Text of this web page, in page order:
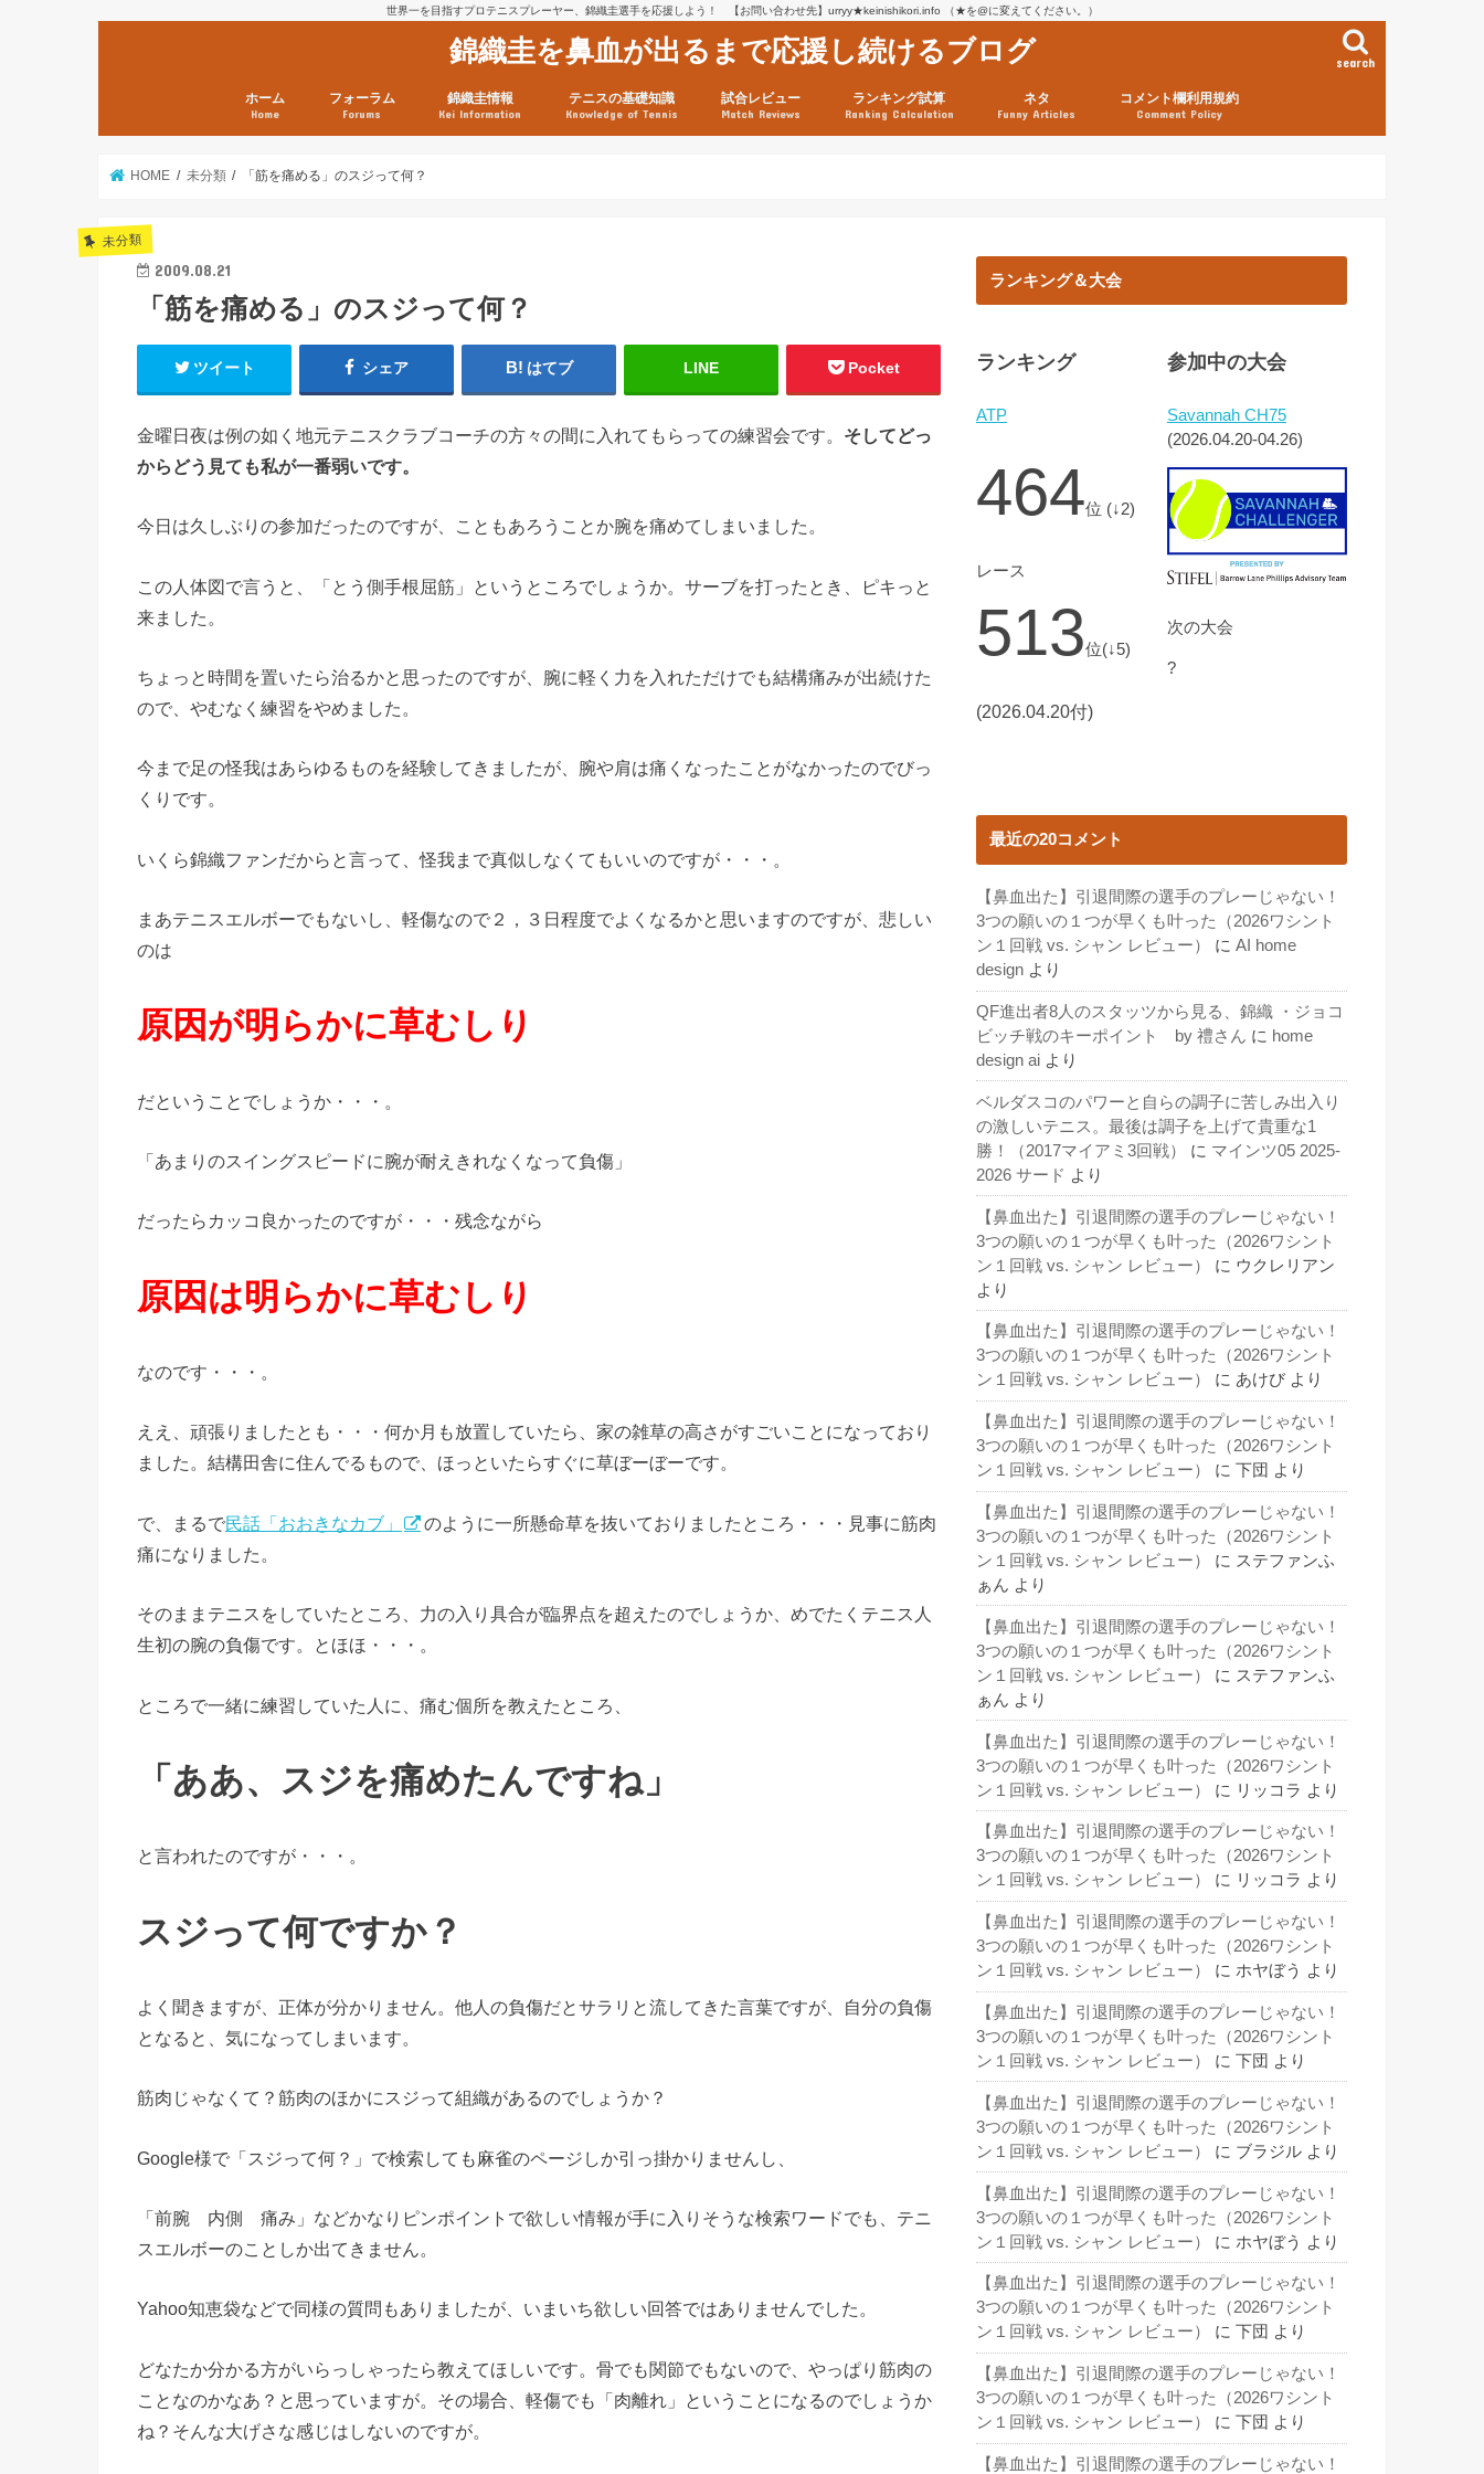
世界一を目指すプロテニスプレーヤー、錦織圭選手を応援しよう！ 【お問い合わせ先】urryy★keinishikori.info （★を@に変えてください。）
錦織圭を鼻血が出るまで応援し続けるブログ search
ホーム
Home
フォーラム
Forums
錦織圭情報
Kei Information
テニスの基礎知識
Knowledge of Tennis
試合レビュー
Match Reviews
ランキング試算
Ranking Calculation
ネタ
Funny Articles
コメント欄利用規約
Comment Policy
HOME 未分類 「筋を痛める」のスジって何？
未分類
2009.08.21
「筋を痛める」のスジって何？
ツイート シェア はてブ LINE Pocket
金曜日夜は例の如く地元テニスクラブコーチの方々の間に入れてもらっての練習会です。 そしてどっ
からどう見ても私が一番弱いです。
今日は久しぶりの参加だったのですが、こともあろうことか腕を痛めてしまいました。
この人体図で言うと、「とう側手根屈筋」というところでしょうか。サーブを打ったとき、ピキっと
来ました。
ちょっと時間を置いたら治るかと思ったのですが、腕に軽く力を入れただけでも結構痛みが出続けた
ので、やむなく練習をやめました。
今まで足の怪我はあらゆるものを経験してきましたが、腕や肩は痛くなったことがなかったのでびっ
くりです。
いくら錦織ファンだからと言って、怪我まで真似しなくてもいいのですが・・・。
まあテニスエルボーでもないし、軽傷なので２，３日程度でよくなるかと思いますのですが、悲しい
のは
原因が明らかに草むしり
だということでしょうか・・・。
「あまりのスイングスピードに腕が耐えきれなくなって負傷」
だったらカッコ良かったのですが・・・残念ながら
原因は明らかに草むしり
なのです・・・。
ええ、頑張りましたとも・・・何か月も放置していたら、家の雑草の高さがすごいことになっており
ました。結構田舎に住んでるもので、ほっといたらすぐに草ぼーぼーです。
で、まるで民話「おおきなカブ」
のように一所懸命草を抜いておりましたところ・・・見事に筋肉
痛になりました。
そのままテニスをしていたところ、力の入り具合が臨界点を超えたのでしょうか、めでたくテニス人
生初の腕の負傷です。とほほ・・・。
ところで一緒に練習していた人に、痛む個所を教えたところ、
「ああ、スジを痛めたんですね」
と言われたのですが・・・。
スジって何ですか？
よく聞きますが、正体が分かりません。他人の負傷だとサラリと流してきた言葉ですが、自分の負傷
となると、気になってしまいます。
筋肉じゃなくて？筋肉のほかにスジって組織があるのでしょうか？
Google様で「スジって何？」で検索しても麻雀のページしか引っ掛かりませんし、
「前腕 内側 痛み」などかなりピンポイントで欲しい情報が手に入りそうな検索ワードでも、テニ
スエルボーのことしか出てきません。
Yahoo知恵袋などで同様の質問もありましたが、いまいち欲しい回答ではありませんでした。
どなたか分かる方がいらっしゃったら教えてほしいです。骨でも関節でもないので、やっぱり筋肉の
ことなのかなあ？と思っていますが。その場合、軽傷でも「肉離れ」ということになるのでしょうか
ね？そんな大げさな感じはしないのですが。
ランキング＆大会
ランキング
ATP
464位 (↓2)
レース
513位(↓5)
(2026.04.20付)
参加中の大会
Savannah CH75
(2026.04.20-04.26)
次の大会
?
最近の20コメント
【鼻血出た】引退間際の選手のプレーじゃない！
3つの願いの１つが早くも叶った（2026ワシント
ン１回戦 vs. シャン レビュー）
に AI home
design より
QF進出者8人のスタッツから見る、錦織 ・ジョコ
ビッチ戦のキーポイント by 禮さん に home
design ai より
ベルダスコのパワーと自らの調子に苦しみ出入り
の激しいテニス。最後は調子を上げて貴重な1
勝！（2017マイアミ3回戦）
に マインツ05 2025-
2026 サード より
【鼻血出た】引退間際の選手のプレーじゃない！
3つの願いの１つが早くも叶った（2026ワシント
ン１回戦 vs. シャン レビュー）
に ウクレリアン
より
【鼻血出た】引退間際の選手のプレーじゃない！
3つの願いの１つが早くも叶った（2026ワシント
ン１回戦 vs. シャン レビュー）
に あけび より
【鼻血出た】引退間際の選手のプレーじゃない！
3つの願いの１つが早くも叶った（2026ワシント
ン１回戦 vs. シャン レビュー）
に 下団 より
【鼻血出た】引退間際の選手のプレーじゃない！
3つの願いの１つが早くも叶った（2026ワシント
ン１回戦 vs. シャン レビュー）
に ステファンふ
ぁん より
【鼻血出た】引退間際の選手のプレーじゃない！
3つの願いの１つが早くも叶った（2026ワシント
ン１回戦 vs. シャン レビュー）
に ステファンふ
ぁん より
【鼻血出た】引退間際の選手のプレーじゃない！
3つの願いの１つが早くも叶った（2026ワシント
ン１回戦 vs. シャン レビュー）
に リッコラ より
【鼻血出た】引退間際の選手のプレーじゃない！
3つの願いの１つが早くも叶った（2026ワシント
ン１回戦 vs. シャン レビュー）
に リッコラ より
【鼻血出た】引退間際の選手のプレーじゃない！
3つの願いの１つが早くも叶った（2026ワシント
ン１回戦 vs. シャン レビュー）
に ホヤぼう より
【鼻血出た】引退間際の選手のプレーじゃない！
3つの願いの１つが早くも叶った（2026ワシント
ン１回戦 vs. シャン レビュー）
に 下団 より
【鼻血出た】引退間際の選手のプレーじゃない！
3つの願いの１つが早くも叶った（2026ワシント
ン１回戦 vs. シャン レビュー）
に ブラジル より
【鼻血出た】引退間際の選手のプレーじゃない！
3つの願いの１つが早くも叶った（2026ワシント
ン１回戦 vs. シャン レビュー）
に ホヤぼう より
【鼻血出た】引退間際の選手のプレーじゃない！
3つの願いの１つが早くも叶った（2026ワシント
ン１回戦 vs. シャン レビュー）
に 下団 より
【鼻血出た】引退間際の選手のプレーじゃない！
3つの願いの１つが早くも叶った（2026ワシント
ン１回戦 vs. シャン レビュー）
に 下団 より
【鼻血出た】引退間際の選手のプレーじゃない！